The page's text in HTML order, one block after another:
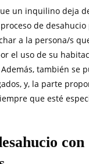
un inquilino deja
de
a la persona/s
el uso de su
también se
y, la parte
que esté
con